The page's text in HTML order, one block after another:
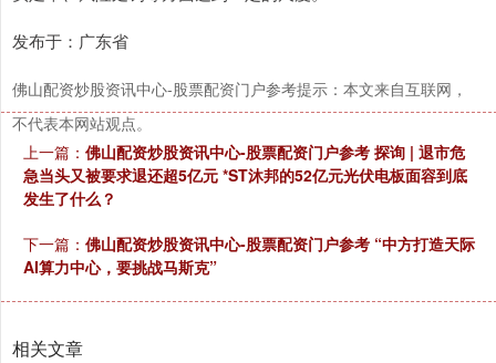
发布于：广东省
佛山配资炒股资讯中心-股票配资门户参考提示：本文来自互联网，
不代表本网站观点。
上一篇： 佛山配资炒股资讯中心-股票配资门户参考 探询 | 退市危
急当头又被要求退还超5亿元 *ST沐邦的52亿元光伏电板面容到底
发生了什么？
下一篇： 佛山配资炒股资讯中心-股票配资门户参考 “中方打造天际
AI算力中心，要挑战马斯克”
相关文章